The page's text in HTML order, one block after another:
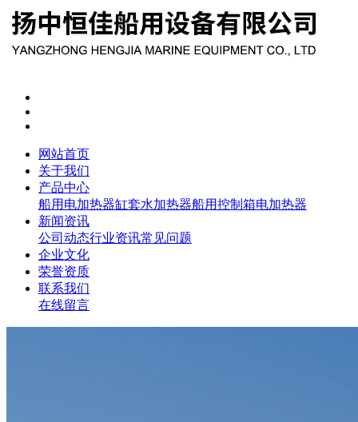
网站首页
关于我们
产品中心
船用电加热器缸套水加热器船用控制箱电加热器
新闻资讯
公司动态行业资讯常见问题
企业文化
荣誉资质
联系我们
在线留言